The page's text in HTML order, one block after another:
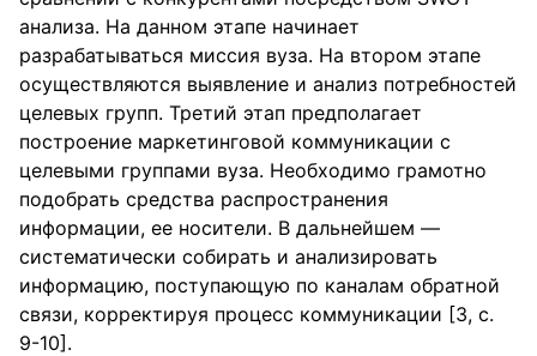
анализа. На данном этапе начинает
разрабатываться миссия вуза. На втором этапе
осуществляются выявление и анализ потребностей
целевых групп. Третий этап предполагает
построение маркетинговой коммуникации с
целевыми группами вуза. Необходимо грамотно
подобрать средства распространения
информации, ее носители. В дальнейшем —
систематически собирать и анализировать
информацию, поступающую по каналам обратной
связи, корректируя процесс коммуникации [3, с.
9-10].